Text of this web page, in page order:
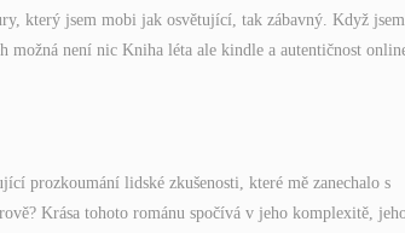
který jsem mobi jak osvětující, tak zábavný. Když
možná není nic Kniha léta ale kindle a autentičnost
prozkoumání lidské zkušenosti, které mě zanechalo s
Krása tohoto románu spočívá v jeho komplexitě,